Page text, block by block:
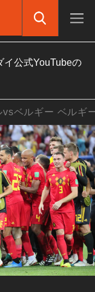
イ公式YouTubeの
ベルギー ベルギ